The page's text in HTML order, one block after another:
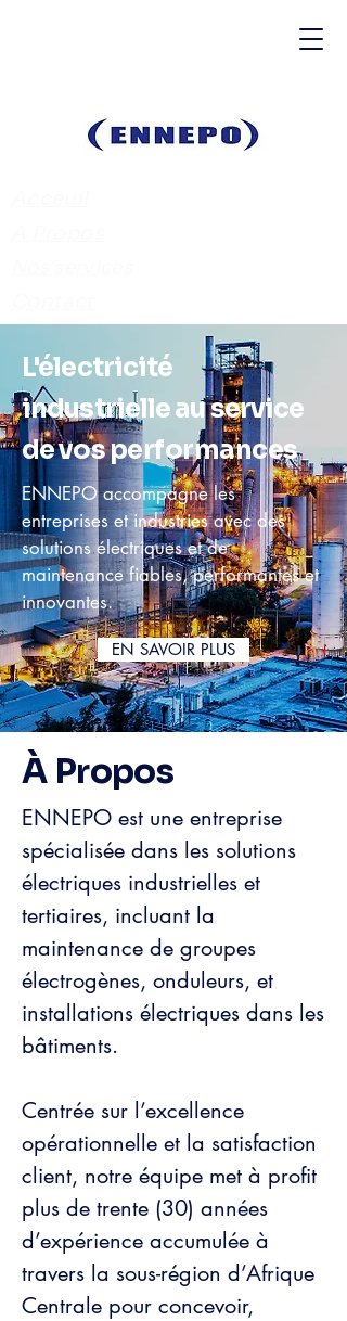
L'électricité
industrielle au service
de vosperformances
ENNEPO accompagne les
entreprises et industries avec des
solutions électriques et de
maintenance fiables, performantes et
innovantes.
EN SAVOIR PLUS
À Propos
ENNEPO est une entreprise
spécialisée dans les solutions
électriques industrielles et
tertiaires, incluant la
maintenance de groupes
électrogènes, onduleurs, et
installations électriques dans les
bâtiments.
Centrée sur l’excellence
opérationnelle et la satisfaction
client, notre équipe met à profit
plus de trente (30) années
d’expérience accumulée à
travers la sous-région d’Afrique
Centrale pour concevoir,